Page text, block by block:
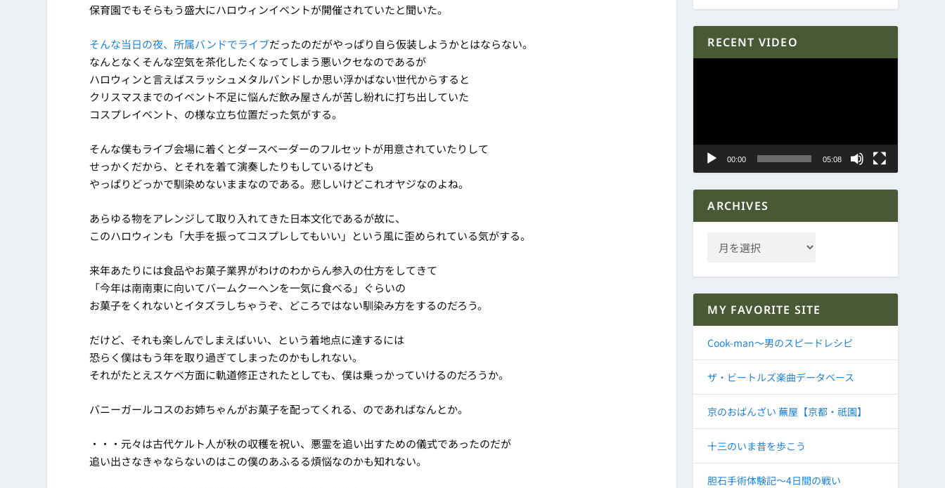
保育園でもそらもう盛大にハロウィンイベントが開催されていたと聞いた。
そんな当日の夜、所属バンドでライブだったのだがやっぱり自ら仮装しようかとはならない。
なんとなくそんな空気を茶化したくなってしまう悪いクセなのであるが
ハロウィンと言えばスラッシュメタルバンドしか思い浮かばない世代からすると
クリスマスまでのイベント不足に悩んだ飲み屋さんが苦し紛れに打ち出していた
コスプレイベント、の様な立ち位置だった気がする。
そんな僕もライブ会場に着くとダースベーダーのフルセットが用意されていたりして
せっかくだから、とそれを着て演奏したりもしているけども
やっぱりどっかで馴染めないままなのである。悲しいけどこれオヤジなのよね。
あらゆる物をアレンジして取り入れてきた日本文化であるが故に、
このハロウィンも「大手を振ってコスプレしてもいい」という風に歪められている気がする。
来年あたりには食品やお菓子業界がわけのわからん参入の仕方をしてきて
「今年は南南東に向いてバームクーヘンを一気に食べる」ぐらいの
お菓子をくれないとイタズラしちゃうぞ、どころではない馴染み方をするのだろう。
だけど、それも楽しんでしまえばいい、という着地点に達するには
恐らく僕はもう年を取り過ぎてしまったのかもしれない。
それがたとえスケベ方面に軌道修正されたとしても、僕は乗っかっていけるのだろうか。
バニーガールコスのお姉ちゃんがお菓子を配ってくれる、のであればなんとか。
・・・元々は古代ケルト人が秋の収穫を祝い、悪霊を追い出すための儀式であったのだが
追い出さなきゃならないのはこの僕のあふるる煩悩なのかも知れない。
RECENT VIDEO
ー
00:00 05:08
ARCHIVES
MY FAVORITE SITE
Cook-man～男のスピードレシピ
ザ・ビートルズ楽曲データベース
京のおばんざい 蕪屋【京都・祇園】
十三のいま昔を歩こう
胆石手術体験記～4日間の戦い